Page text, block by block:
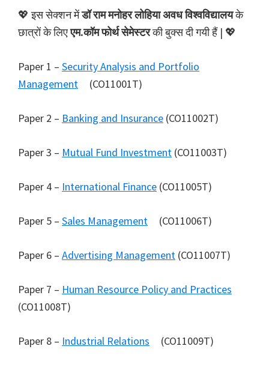
💖 इस सेक्शन मेंडॉ राम मनोहर लोहिया अवध विश्वविद्यालयके
छात्रों के लिएएम.कॉम फोर्थ सेमेस्टरकी बुक्स दी गयी हैं | 💖
Paper 1 – Security Analysis and Portfolio
Management
(CO11001T)
Paper 2 – Banking and Insurance (CO11002T)
Paper 3 – Mutual Fund Investment (CO11003T)
Paper 4 – International Finance (CO11005T)
Paper 5 – Sales Management (CO11006T)
Paper 6 – Advertising Management (CO11007T)
Paper 7 – Human Resource Policy and Practices
(CO11008T)
Paper 8 – Industrial Relations (CO11009T)